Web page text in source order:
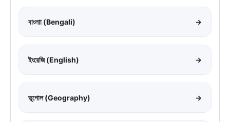
বাংলাা (Bengali) →
ইংরেজি (English) →
ভূগোল (Geography) →